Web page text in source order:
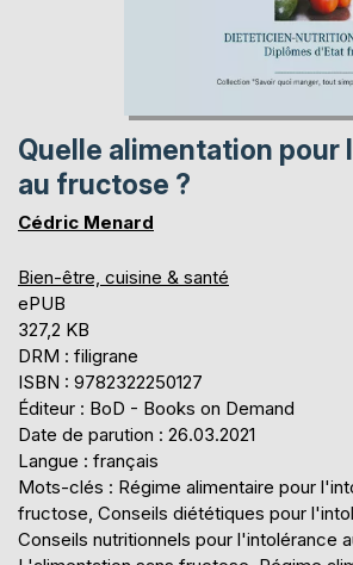
Quelle alimentation
au fructose ?
Cédric Menard
Bien-être, cuisine & santé
ePUB
327,2 KB
DRM : filigrane
ISBN : 9782322250127
Éditeur : BoD - Books on Demand
Date de parution : 26.03.2021
Langue : français
Mots-clés : Régime alimentaire pour
fructose, Conseils diététiques pour
Conseils nutritionnels pour l'intolérance